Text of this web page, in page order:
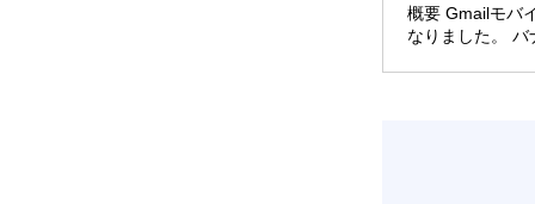
概要 Gmailモバ
なりました。